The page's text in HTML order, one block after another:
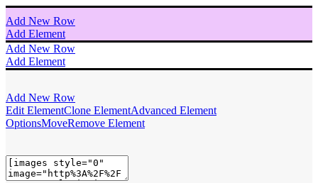
Add New Row
Add Element
Add New Row
Add Element
Add New Row
Edit ElementClone ElementAdvanced Element
OptionsMoveRemove Element